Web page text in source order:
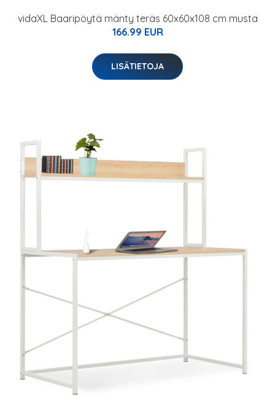
vidaXL Baaripöytä mänty teräs 60x60x108 cm musta
166.99 EUR
LISÄTIETOJA